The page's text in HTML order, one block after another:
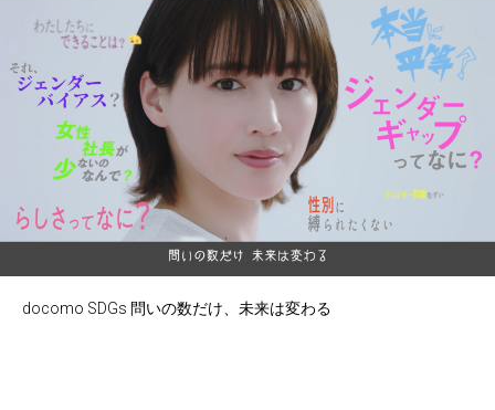
docomo SDGs 問いの数だけ、未来は変わる